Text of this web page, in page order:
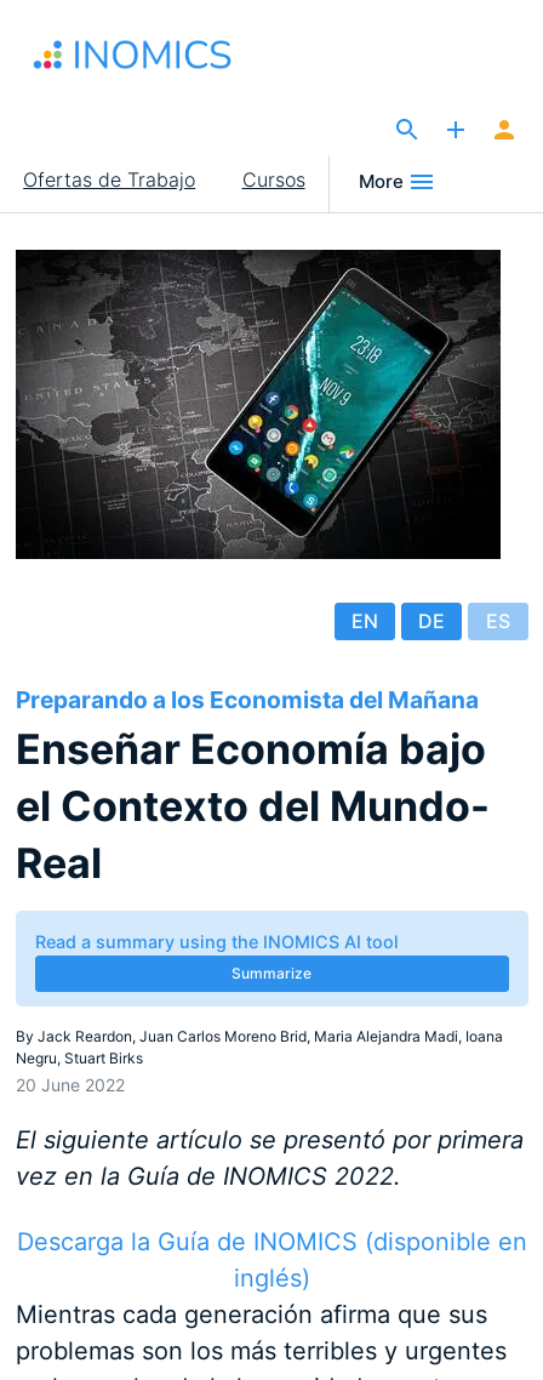
contenido
Main
navigation
Ofertas de Trabajo Cursos More
EN DE ES
Preparando a los Economista del Mañana
Enseñar Economía bajo
el Contexto del Mundo-
Real
Read a summary using the INOMICS AI tool
Summarize
By Jack Reardon, Juan Carlos Moreno Brid, Maria Alejandra Madi, Ioana
Negru, Stuart Birks
20 June 2022
El siguiente artículo se presentó por primera
vez en la Guía de INOMICS 2022.
Descarga la Guía de INOMICS (disponible en
inglés)
Mientras cada generación afirma que sus
problemas son los más terribles y urgentes